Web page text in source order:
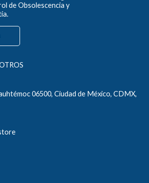
de Obsolescencia y
06500, Ciudad de México, CDMX,